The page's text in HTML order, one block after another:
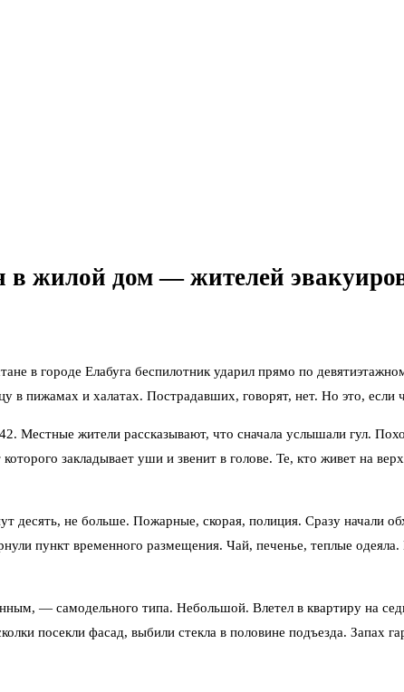
в жилой дом — жителей
в городе Елабуга беспилотник ударил прямо по
пижамах и халатах. Пострадавших, говорят, нет. Но это, если
жители рассказывают, что сначала услышали гул.
закладывает уши и звенит в голове. Те, кто живет на
не больше. Пожарные, скорая, полиция. Сразу начали
пункт временного размещения. Чай, печенье, теплые
— самодельного типа. Небольшой. Влетел в квартиру на
посекли фасад, выбили стекла в половине подъезда. Запах